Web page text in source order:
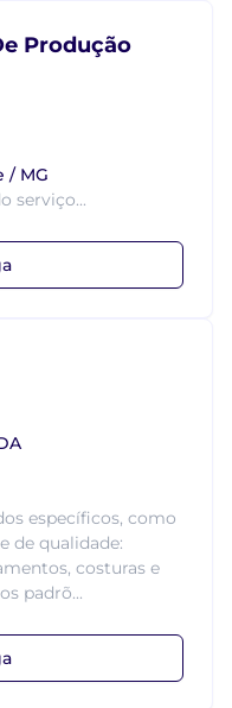
Produção
/ MG
serviço...
específicos, como
de qualidade:
costuras e
padrõ...